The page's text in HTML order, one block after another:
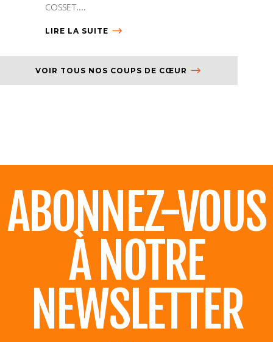
COSSET....
LIRE LA SUITE
VOIR TOUS NOS COUPS DE CŒUR
ABONNEZ-VOUS
À NOTRE
NEWSLETTER